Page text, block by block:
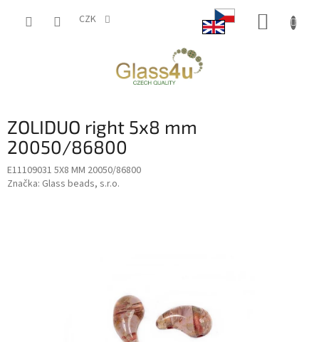
CZK
ZOLIDUO right 5x8 mm
20050/86800
E11109031 5X8 MM 20050/86800
Značka: Glass beads, s.r.o.